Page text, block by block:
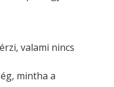
valami nincs
mintha a